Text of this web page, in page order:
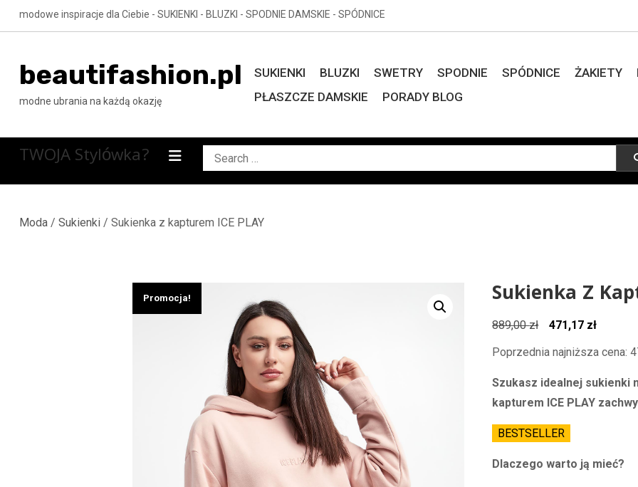
Skip
to
modowe inspiracje dla Ciebie - SUKIENKI - BLUZKI - SPODNIE DAMSKIE - SPÓDNICE
beautifashion.pl
modne ubrania na każdą okazję
SUKIENKI BLUZKI SWETRY SPODNIE SPÓDNICE ŻAKIETY
PŁASZCZE DAMSKIE
PORADY BLOG
TWOJA Stylówka?
Search
for:
Moda/ Sukienki/ Sukienka z kapturem ICE PLAY
Promocja! Sukienka Z
889,00zł
Pierwotna
cena
889,00 zł.
471,17 złAktualna
471,17
Poprzednia najniższa cena:
Szukasz idealnej sukienki
kapturem ICE PLAY
BESTSELLER
Dlaczego warto ją mieć?